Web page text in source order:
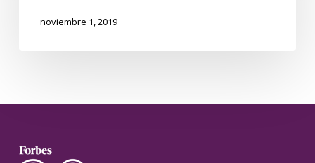
noviembre 1, 2019